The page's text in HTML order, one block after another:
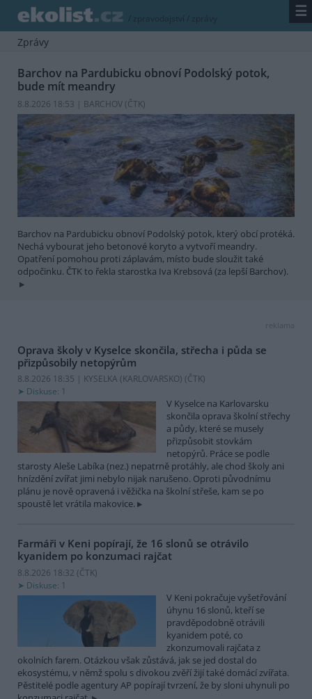
/ zpravodajství / zprávy ☰
Zprávy
Barchov na Pardubicku obnoví Podolský potok,
bude mít meandry
8.8.2026 18:53 | BARCHOV (ČTK)
Barchov na Pardubicku obnoví Podolský potok, který obcí protéká.
Nechá vybourat jeho betonové koryto a vytvoří meandry.
Opatření pomohou proti záplavám, místo bude sloužit také
odpočinku. ČTK to řekla starostka Iva Krebsová (za lepší Barchov).
reklama
Oprava školy v Kyselce skončila, střecha i půda se
přizpůsobily netopýrům
8.8.2026 18:35 | KYSELKA (KARLOVARSKO) (ČTK)
Diskuse: 1
V Kyselce na Karlovarsku
skončila oprava školní střechy
a půdy, které se musely
přizpůsobit stovkám
netopýrů. Práce se podle
starosty Aleše Labíka (nez.) nepatrně protáhly, ale chod školy ani
hnízdění zvířat jimi nebylo nijak narušeno. Oproti původnímu
plánu je nově opravená i věžička na školní střeše, kam se po
spoustě let vrátila makovice.
Farmáři v Keni popírají, že 16 slonů se otrávilo
kyanidem po konzumaci rajčat
8.8.2026 18:32 (ČTK)
Diskuse: 1
V Keni pokračuje vyšetřování
úhynu 16 slonů, kteří se
pravděpodobně otrávili
kyanidem poté, co
zkonzumovali rajčata z
okolních farem. Otázkou však zůstává, jak se jed dostal do
ekosystému, v němž spolu s divokou zvěří žijí také domácí zvířata.
Pěstitelé podle agentury AP popírají tvrzení, že by sloni uhynuli po